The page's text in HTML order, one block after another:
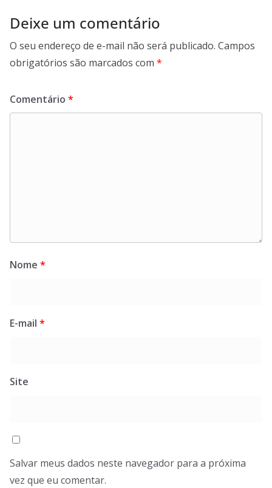
Deixe um comentário
O seu endereço de e-mail não será publicado. Campos
obrigatórios são marcados com *
Comentário *
Nome *
E-mail *
Site
Salvar meus dados neste navegador para a próxima
vez que eu comentar.